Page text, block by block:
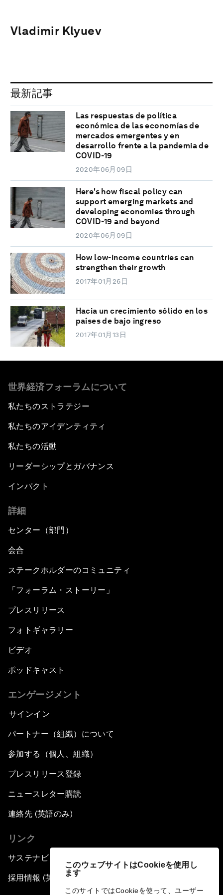
このウェブサイトはCookieを使用し
ます
このサイトではCookieを使って、ユーザー
Vladimir Klyuev
最新記事
Las respuestas de política
económica de las economías de
mercados emergentes y en
desarrollo frente a la pandemia de
COVID-19
2020年06月09日
Here's how fiscal policy can
support emerging markets and
developing economies through
COVID-19 and beyond
2020年06月09日
How low-income countries can
strengthen their growth
2017年01月26日
Hacia un crecimiento sólido en los
países de bajo ingreso
2017年01月13日
世界経済フォーラムについて
私たちのストラテジー
私たちのアイデンティティ
私たちの活動
リーダーシップとガバナンス
インパクト
詳細
センター（部門）
会合
ステークホルダーのコミュニティ
「フォーラム・ストーリー」
プレスリリース
フォトギャラリー
ビデオ
ポッドキャスト
エンゲージメント
サインイン
パートナー（組織）について
参加する（個人、組織）
プレスリリース登録
ニュースレター購読
連絡先 (英語のみ)
リンク
サステナビリティへの取り組み
採用情報 (英語のみ)